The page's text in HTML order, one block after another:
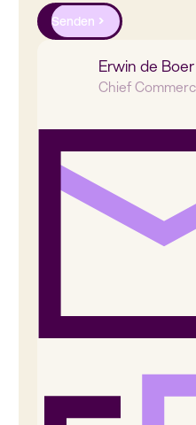
Erwin de Boer
Chief
Senden